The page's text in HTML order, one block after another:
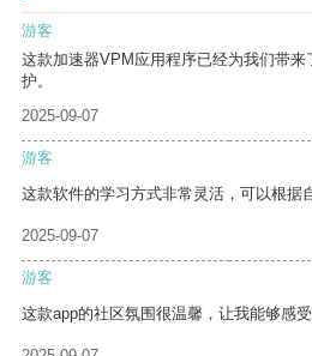
游客
这款加速器VPM应用程序已经为我们带
护。
2025-09-07
游客
这款软件的学习方式非常灵活，可以根据
2025-09-07
游客
这款app的社区氛围很温馨，让我能够感受